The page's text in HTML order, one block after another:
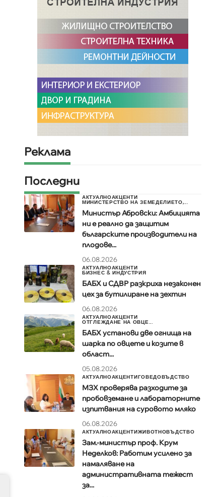
Реклама
Последни
АКТУАЛНОАКЦЕНТИ
МИНИСТЕРСТВО НА ЗЕМЕДЕЛИЕТО,...
Министър Абровски: Амбицията
ни е реално да защитим
българските производители на
плодове...
06.08.2026
АКТУАЛНОАКЦЕНТИ
БИЗНЕС & ИНДУСТРИЯ
БАБХ и СДВР разкриха незаконен
цех за бутилиране на зехтин
06.08.2026
АКТУАЛНОАКЦЕНТИ
ОТГЛЕЖДАНЕ НА ОВЦЕ...
БАБХ установи две огнища на
шарка по овцете и козите в
област...
05.08.2026
АКТУАЛНОАКЦЕНТИГОВЕДОВЪДСТВО
МЗХ проверява разходите за
пробовземане и лабораторните
изпитвания на суровото мляко
06.08.2026
АКТУАЛНОАКЦЕНТИЖИВОТНОВЪДСТВО
Зам.-министър проф. Крум
Неделков: Работим усилено за
намаляване на
административната тежест
за...